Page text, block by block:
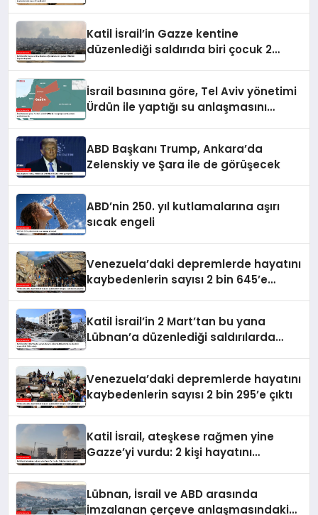
Katil İsrail’in Gazze kentine
düzenlediği saldırıda biri çocuk 2
İsrail basınına göre, Tel Aviv yönetimi
Ürdün ile yaptığı su anlaşmasını
ABD Başkanı Trump, Ankara’da
Zelenskiy ve Şara ile de görüşecek
ABD’nin 250. yıl kutlamalarına aşırı
sıcak engeli
Venezuela’daki depremlerde hayatını
kaybedenlerin sayısı 2 bin 645’e
Katil İsrail’in 2 Mart’tan bu yana
Lübnan’a düzenlediği saldırılarda
Venezuela’daki depremlerde hayatını
kaybedenlerin sayısı 2 bin 295’e çıktı
Katil İsrail, ateşkese rağmen yine
Gazze’yi vurdu: 2 kişi hayatını
Lübnan, İsrail ve ABD arasında
imzalanan çerçeve anlaşmasındaki